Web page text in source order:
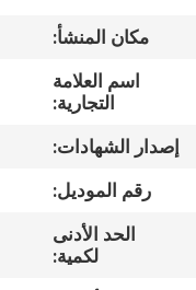
معلومات
جولة
المصنع
مراقبة
مكان المنشأ:
اسم العلامة
التجارية:
إصدار الشهادات:
رقم الموديل:
الحد الأدنى
لكمية: